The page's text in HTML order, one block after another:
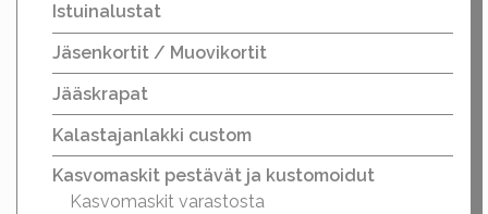
Istuinalustat
Jäsenkortit / Muovikortit
Jääskrapat
Kalastajanlakki custom
Kasvomaskit pestävät ja kustomoidut
Kasvomaskit varastosta